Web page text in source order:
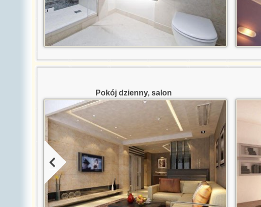
Pokój dzienny, salon